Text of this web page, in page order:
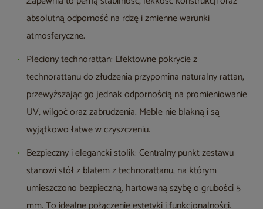
absolutną odporność na rdzę i zmienne warunki
atmosferyczne.
Pleciony technorattan: Efektowne pokrycie z
technorattanu do złudzenia przypomina naturalny rattan,
przewyższając go jednak odpornością na promieniowanie
UV, wilgoć oraz zabrudzenia. Meble nie blakną i są
wyjątkowo łatwe w czyszczeniu.
Bezpieczny i elegancki stolik: Centralny punkt zestawu
stanowi stół z blatem z technorattanu, na którym
umieszczono bezpieczną, hartowaną szybę o grubości 5